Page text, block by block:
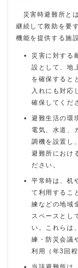
災害時避難所と
継続して救助を要
機能を提供する施
災害に対する
設として、地
を確保すると
入れにも対応
確保してくだ
避難生活の環
電気、水道、
調機を設置し
避難所におけ
ださい。
平常時は、机
て利用するこ
練などの地域
スペースとし
い。これらは
練・防災会議
利用（年3回